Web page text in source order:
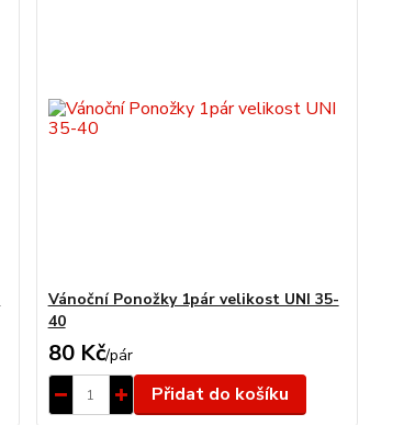
Vánoční Ponožky 1pár velikost UNI 35-
40
80 Kč/pár
Přidat do košíku